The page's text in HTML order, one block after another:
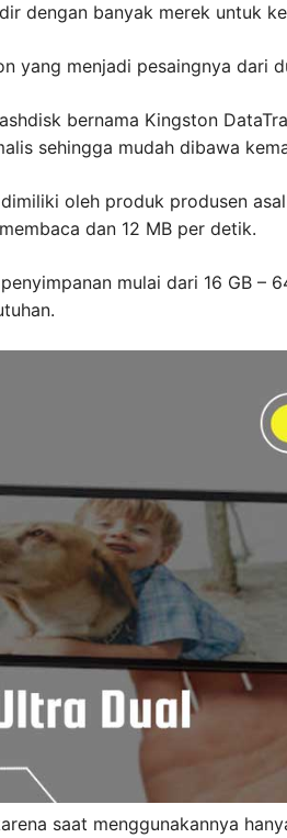
dengan banyak merek untuk
yang menjadi pesaingnya dari
bernama Kingston
sehingga mudah dibawa
oleh produk produsen
dan 12 MB per detik.
mulai dari 16 GB –
saat menggunakannya